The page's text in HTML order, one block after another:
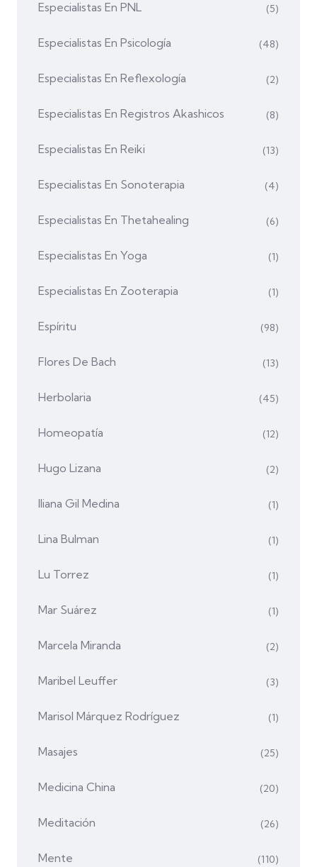
Especialistas En PNL (5)
Especialistas En Psicología (48)
Especialistas En Reflexología (2)
Especialistas En Registros Akashicos (8)
Especialistas En Reiki (13)
Especialistas En Sonoterapia (4)
Especialistas En Thetahealing (6)
Especialistas En Yoga (1)
Especialistas En Zooterapia (1)
Espíritu (98)
Flores De Bach (13)
Herbolaria (45)
Homeopatía (12)
Hugo Lizana (2)
Iliana Gil Medina (1)
Lina Bulman (1)
Lu Torrez (1)
Mar Suárez (1)
Marcela Miranda (2)
Maribel Leuffer (3)
Marisol Márquez Rodríguez (1)
Masajes (25)
Medicina China (20)
Meditación (26)
Mente (110)